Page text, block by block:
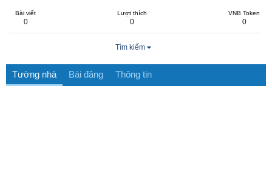
Bài viết
0
Lượt thích
0
VNB Token
0
Tìm kiếm
Tường nhà Bài đăng Thông tin